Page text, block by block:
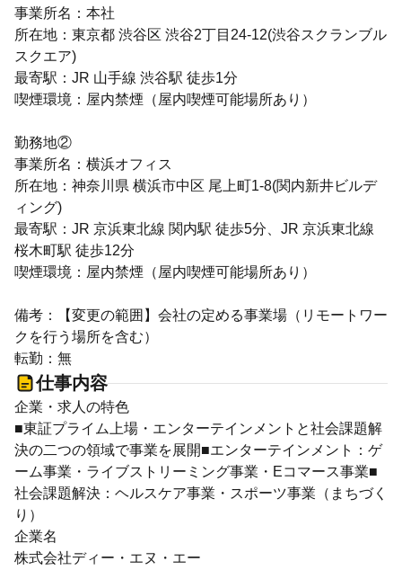
事業所名：本社
所在地：東京都 渋谷区 渋谷2丁目24-12(渋谷スクランブル
スクエア)
最寄駅：JR 山手線 渋谷駅 徒歩1分
喫煙環境：屋内禁煙（屋内喫煙可能場所あり）
勤務地②
事業所名：横浜オフィス
所在地：神奈川県 横浜市中区 尾上町1-8(関内新井ビルデ
ィング)
最寄駅：JR 京浜東北線 関内駅 徒歩5分、JR 京浜東北線
桜木町駅 徒歩12分
喫煙環境：屋内禁煙（屋内喫煙可能場所あり）
備考：【変更の範囲】会社の定める事業場（リモートワー
クを行う場所を含む）
転勤：無
仕事内容
企業・求人の特色
■東証プライム上場・エンターテインメントと社会課題解
決の二つの領域で事業を展開■エンターテインメント：ゲ
ーム事業・ライブストリーミング事業・Eコマース事業■
社会課題解決：ヘルスケア事業・スポーツ事業（まちづく
り）
企業名
株式会社ディー・エヌ・エー